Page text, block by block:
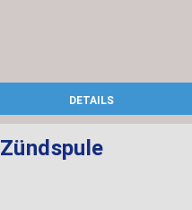
DETAILS
Zündspule